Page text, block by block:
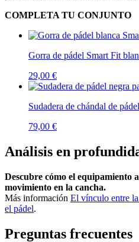
COMPLETA TU CONJUNTO
Gorra de pádel Smart Fit
29,00 €
Sudadera de chándal de
79,00 €
Análisis en
Descubre cómo el equipamiento
movimiento en la cancha.
Más información El vínculo entre
el pádel.
Preguntas frecuentes